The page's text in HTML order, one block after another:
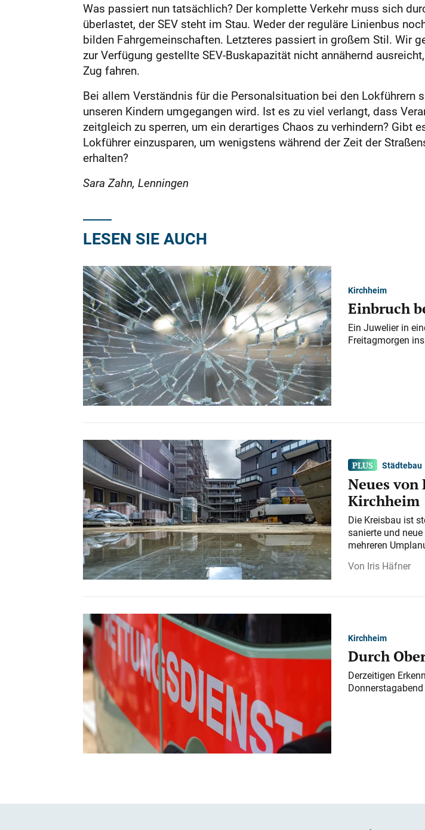
Was passiert nun tatsächlich? Der komplette Verkehr muss sich
überlastet, der SEV steht im Stau. Weder der reguläre Linienbus
bilden Fahrgemeinschaften. Letzteres passiert in großem Stil. Wir
zur Verfügung gestellte SEV-Buskapazität nicht annähernd
Zug fahren.
Bei allem Verständnis für die Personalsituation bei den Lokführern
unseren Kindern umgegangen wird. Ist es zu viel verlangt, dass
zeitgleich zu sperren, um ein derartiges Chaos zu verhindern? Gibt
Lokführer einzusparen, um wenigstens während der Zeit der
erhalten?
Sara Zahn, Lenningen
LESEN SIE AUCH
Kirchheim
Einbruch
Ein Juwelier in
Freitagmorgen
Städtebau
Neues von
Kirchheim
Die Kreisbau ist
sanierte und
mehreren
Iris Häfner
Kirchheim
Durch
Derzeitigen